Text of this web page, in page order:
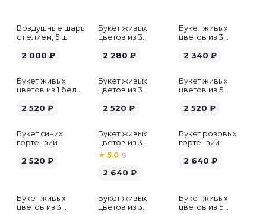
Воздушные шары
с гелием, 5 шт
2 000 ₽
Букет живых
цветов из 3
2 280 ₽
Букет живых
цветов из 3
2 340 ₽
Букет живых
цветов из 1 белой
2 520 ₽
Букет живых
цветов из 3
2 520 ₽
Букет живых
цветов из 5
микс
2 520 ₽
Букет синих
гортензий
2 520 ₽
Букет живых
цветов из 3
розовых пионов
★ 5.0· 9
2 640 ₽
Букет розовых
гортензий
2 640 ₽
Букет живых
цветов из 3
Букет живых
цветов из 3
Хит
Букет живых
цветов из 5